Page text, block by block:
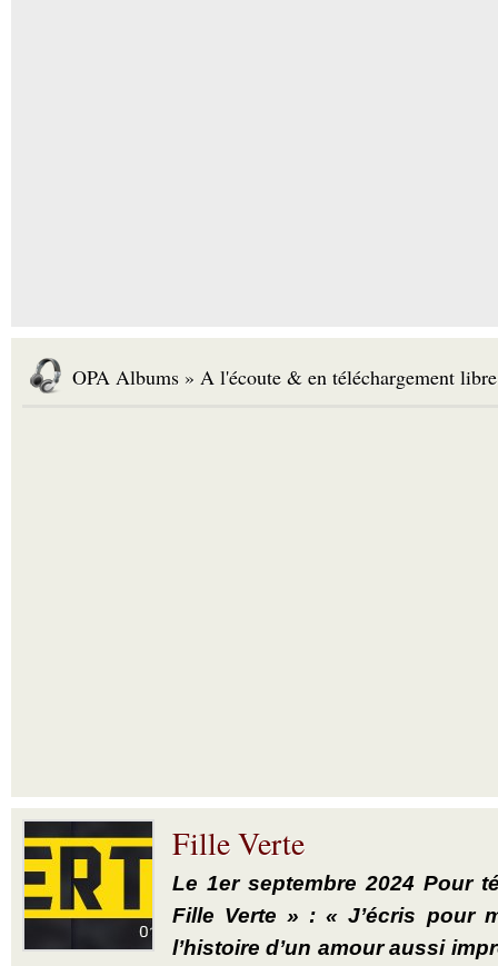
OPA Albums » A l'écoute & en téléchargement
Fille Verte
Le 1er septembre 2024 Pour
Fille Verte » : « J’écris pour
l’histoire d’un amour aussi